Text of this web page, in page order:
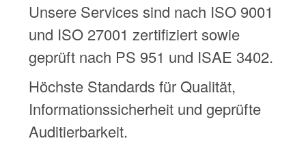
Unsere Services sind nach ISO 9001
und ISO 27001 zertifiziert sowie
geprüft nach PS 951 und ISAE 3402.
Höchste Standards für Qualität,
Informationssicherheit und geprüfte
Auditierbarkeit.